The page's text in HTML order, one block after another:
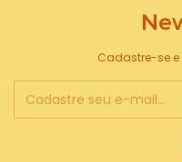
Cadastre-se e